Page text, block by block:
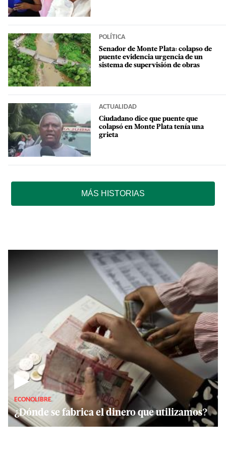
POLÍTICA
Senador de Monte Plata: colapso de
puente evidencia urgencia de un
sistema de supervisión de obras
ACTUALIDAD
Ciudadano dice que puente que
colapsó en Monte Plata tenía una
grieta
MÁS HISTORIAS
▶
ECONOLIBRE
¿Dónde se fabrica el dinero que utilizamos?